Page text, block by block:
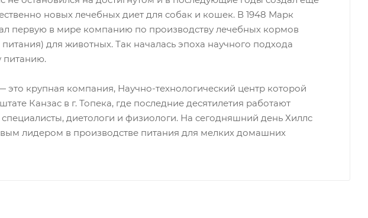
новых лечебных диет для собак и кошек. В 1948 Марк
первую в мире компанию по производству лечебных кормов
для животных. Так началась эпоха научного подхода
питанию.
это крупная компания, Научно-технологический центр которой
Канзас в г. Топека, где последние десятилетия работают
диетологи и физиологи. На сегодняшний день Хиллс
лидером в производстве питания для мелких домашних